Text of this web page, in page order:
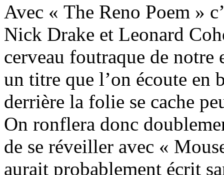
Avec « The Reno Poem »
Nick Drake et Leonard
cerveau foutraque de notre
un titre que l’on écoute en
derrière la folie se cache
On ronflera donc
de se réveiller avec «
aurait probablement écrit